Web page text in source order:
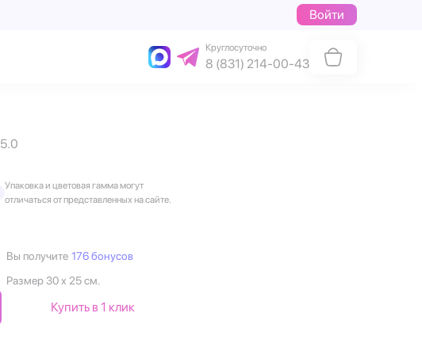
Войти
Круглосуточно
8 (831) 214-00-43
5.0
Упаковка и цветовая гамма могут
отличаться от представленных на сайте.
Вы получите 176 бонусов
Размер 30 х 25 см.
Купить в 1 клик